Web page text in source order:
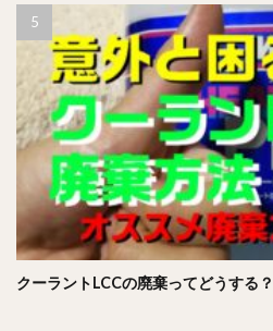
クーラントLCCの廃棄ってどうす